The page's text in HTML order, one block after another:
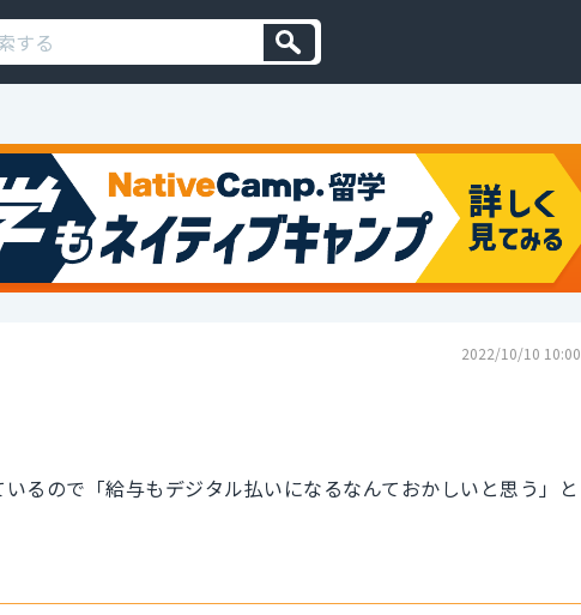
2022/10/10 10:00
るので「給与もデジタル払いになるなんておかしいと思う」と